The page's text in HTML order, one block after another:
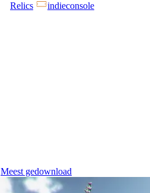
Relics
indieconsole
Meest gedownload